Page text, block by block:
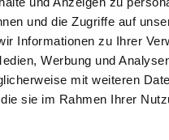
und die Zugriffe auf
Informationen zu Ihrer
Werbung und
mit weiteren
sie im Rahmen Ihrer
Apps(5)
(13)
bei
(85)
bei Android